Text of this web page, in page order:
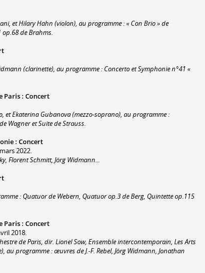
et Hilary Hahn (violon), au programme : « Con Brio » de
op.68 de Brahms.
(clarinette), au programme : Concerto et Symphonie n°41 «
Paris : Concert
et Ekaterina Gubanova (mezzo-soprano), au programme :
Wagner et Suite de Strauss.
: Concert
2022.
Florent Schmitt, Jörg Widmann...
: Quatuor de Webern, Quatuor op.3 de Berg, Quintette op.115
Paris : Concert
2018.
de Paris, dir. Lionel Sow, Ensemble intercontemporain, Les Arts
au programme : œuvres de J.-F. Rebel, Jörg Widmann, Jonathan